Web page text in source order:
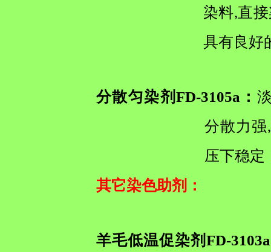
染料,直
具有良好
分散匀染剂FD-3105a：
分散力
压下稳定
其它染色助剂 ：
羊毛低温促染剂FD-